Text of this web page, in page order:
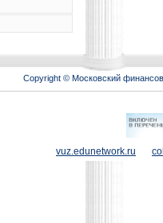
Copyright © Московский
vuz.edunetwork.ru